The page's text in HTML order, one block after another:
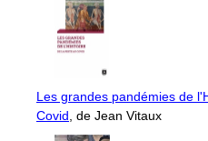
Les grandes pandémies de
Covid , de Jean Vitaux